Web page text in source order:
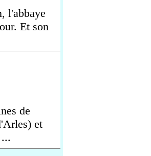
l'abbaye
Et son
de
et